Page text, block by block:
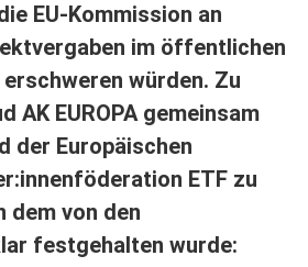
EU-Kommission an
im öffentlichen
würden. Zu
AK EUROPA gemeinsam
der Europäischen
ETF zu
dem von den
festgehalten wurde: